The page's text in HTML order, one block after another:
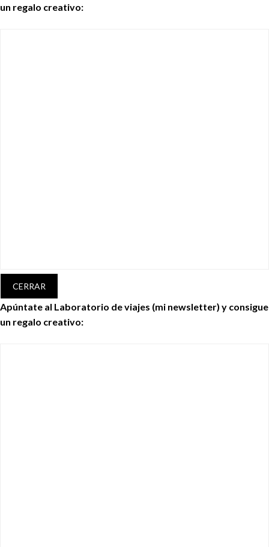
un regalo creativo:
CERRAR
Apúntate al Laboratorio de viajes (mi newsletter) y consigue
un regalo creativo: